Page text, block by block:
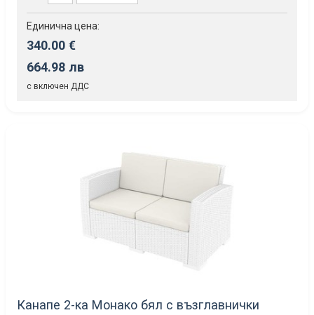
Единична цена:
340.00 €
664.98 лв
с включен ДДС
Канапе 2-ка Монако бял с възглавнички